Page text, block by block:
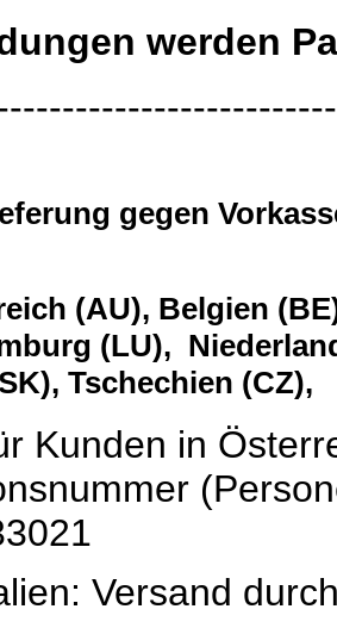
werden
gegen
(AU), Belgien
(LU),
Tschechien (CZ),
in
Versand durch